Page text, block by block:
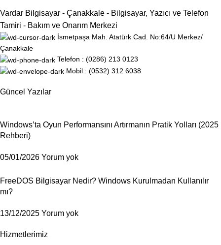
Vardar Bilgisayar - Çanakkale - Bilgisayar, Yazıcı ve Telefon
Tamiri - Bakım ve Onarım Merkezi
İsmetpaşa Mah. Atatürk Cad. No:64/U Merkez/
Çanakkale
Telefon : (0286) 213 0123
Mobil : (0532) 312 6038
Güncel Yazılar
Windows’ta Oyun Performansını Artırmanın Pratik Yolları (2025
Rehberi)
05/01/2026 Yorum yok
FreeDOS Bilgisayar Nedir? Windows Kurulmadan Kullanılır
mı?
13/12/2025 Yorum yok
Hizmetlerimiz